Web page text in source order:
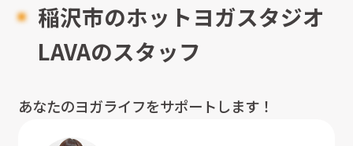
稲沢市のホットヨガスタジオ
LAVAのスタッフ
あなたのヨガライフをサポートします！